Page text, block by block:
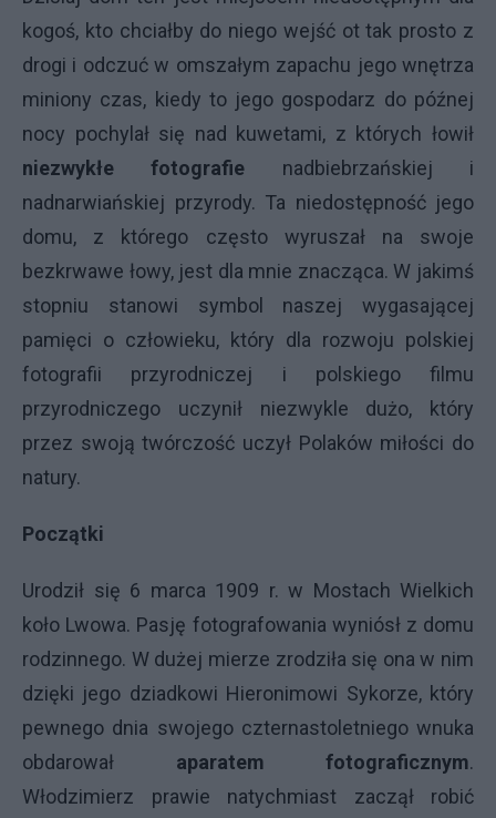
kogoś, kto chciałby do niego wejść ot tak prosto z
drogi i odczuć w omszałym zapachu jego wnętrza
miniony czas, kiedy to jego gospodarz do późnej
nocy pochylał się nad kuwetami, z których łowił
niezwykłe fotografie nadbiebrzańskiej i
nadnarwiańskiej przyrody. Ta niedostępność jego
domu, z którego często wyruszał na swoje
bezkrwawe łowy, jest dla mnie znacząca. W jakimś
stopniu stanowi symbol naszej wygasającej
pamięci o człowieku, który dla rozwoju polskiej
fotografii przyrodniczej i polskiego filmu
przyrodniczego uczynił niezwykle dużo, który
przez swoją twórczość uczył Polaków miłości do
natury.
Początki
Urodził się 6 marca 1909 r. w Mostach Wielkich
koło Lwowa. Pasję fotografowania wyniósł z domu
rodzinnego. W dużej mierze zrodziła się ona w nim
dzięki jego dziadkowi Hieronimowi Sykorze, który
pewnego dnia swojego czternastoletniego wnuka
obdarował aparatem fotograficznym.
Włodzimierz prawie natychmiast zaczął robić